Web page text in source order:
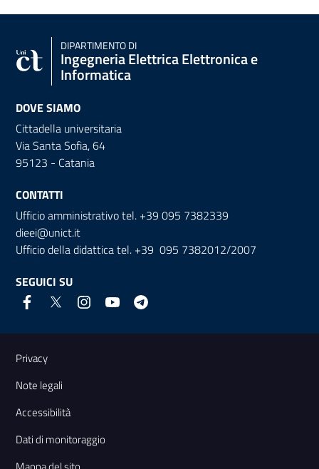
DIPARTIMENTO DI
Ingegneria Elettrica Elettronica e
Informatica
DOVE SIAMO
Cittadella universitaria
Via Santa Sofia, 64
95123 - Catania
CONTATTI
Ufficio amministrativo tel. +39 095 7382339
dieei@unict.it
Ufficio della didattica tel. +39 095 7382012/2007
SEGUICI SU
Link e informazioni utili
Privacy
Note legali
Accessibilità
Dati di monitoraggio